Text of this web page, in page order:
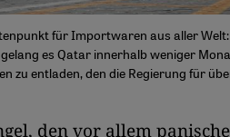
für Importwaren aus aller
es Qatar innerhalb weniger
zu entladen, den die Regierung für
den vor allem